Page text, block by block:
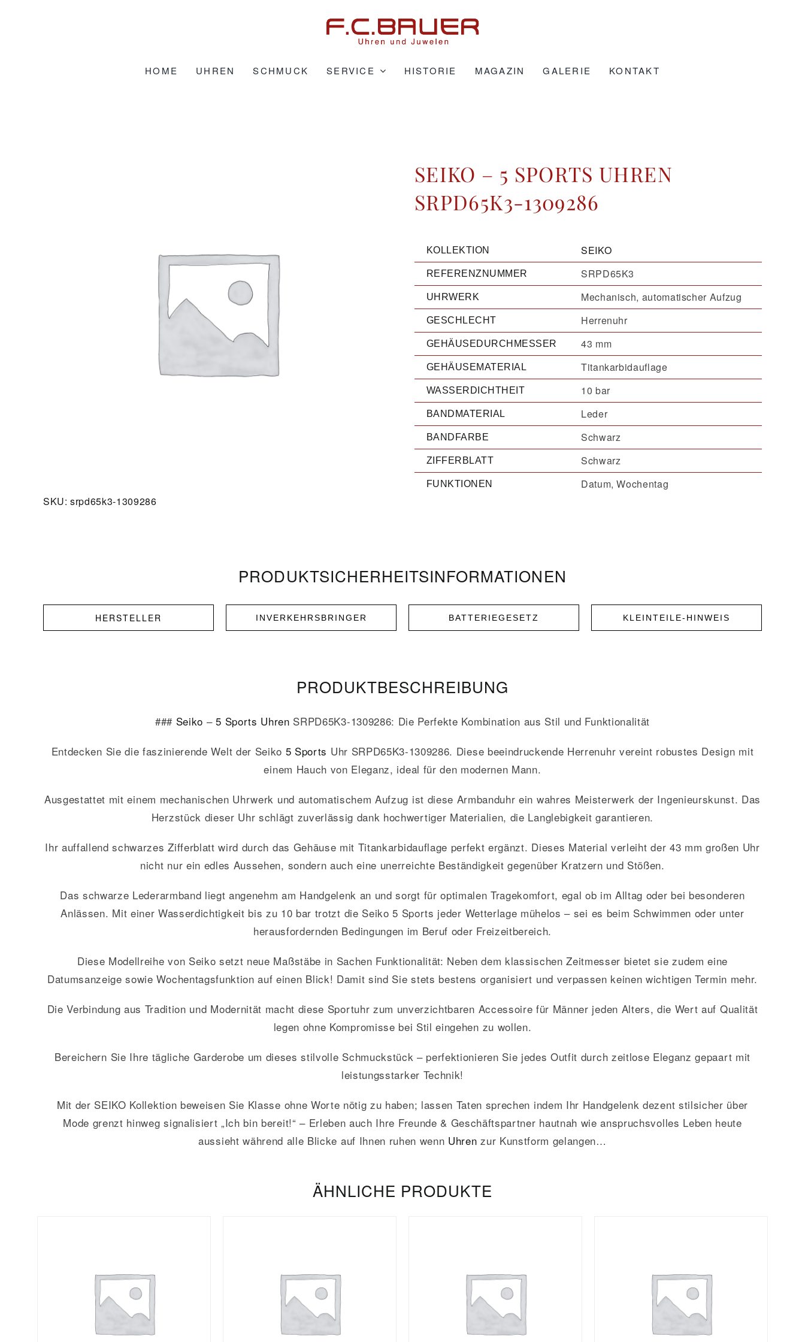
HOME UHREN SCHMUCK SERVICE HISTORIE MAGAZIN GALERIE KONTAKT
SKU:srpd65k3-1309286
SEIKO – 5 SPORTS UHREN
SRPD65K3-1309286
KOLLEKTION SEIKO
REFERENZNUMMER SRPD65K3
UHRWERK Mechanisch, automatischer Aufzug
GESCHLECHT Herrenuhr
GEHÄUSEDURCHMESSER 43 mm
GEHÄUSEMATERIAL Titankarbidauflage
WASSERDICHTHEIT 10 bar
BANDMATERIAL Leder
BANDFARBE Schwarz
ZIFFERBLATT Schwarz
FUNKTIONEN Datum, Wochentag
PRODUKT­­SICHERHEITS­INFORMATIONEN
HERSTELLER INVERKEHRSBRINGER BATTERIEGESETZ KLEINTEILE-HINWEIS
PRODUKT­­BESCHREIBUNG
### Seiko –5 Sports Uhren SRPD65K3-1309286: Die Perfekte Kombination aus Stil und Funktionalität
Entdecken Sie die faszinierende Welt der Seiko 5 Sports Uhr SRPD65K3-1309286. Diese beeindruckende Herrenuhr vereint robustes Design mit
einem Hauch von Eleganz, ideal für den modernen Mann.
Ausgestattet mit einem mechanischen Uhrwerk und automatischem Aufzug ist diese Armbanduhr ein wahres Meisterwerk der Ingenieurskunst. Das
Herzstück dieser Uhr schlägt zuverlässig dank hochwertiger Materialien, die Langlebigkeit garantieren.
Ihr auffallend schwarzes Zifferblatt wird durch das Gehäuse mit Titankarbidauflage perfekt ergänzt. Dieses Material verleiht der 43 mm großen Uhr
nicht nur ein edles Aussehen, sondern auch eine unerreichte Beständigkeit gegenüber Kratzern und Stößen.
Das schwarze Lederarmband liegt angenehm am Handgelenk an und sorgt für optimalen Tragekomfort, egal ob im Alltag oder bei besonderen
Anlässen. Mit einer Wasserdichtigkeit bis zu 10 bar trotzt die Seiko 5 Sports jeder Wetterlage mühelos – sei es beim Schwimmen oder unter
herausfordernden Bedingungen im Beruf oder Freizeitbereich.
Diese Modellreihe von Seiko setzt neue Maßstäbe in Sachen Funktionalität: Neben dem klassischen Zeitmesser bietet sie zudem eine
Datumsanzeige sowie Wochentagsfunktion auf einen Blick! Damit sind Sie stets bestens organisiert und verpassen keinen wichtigen Termin mehr.
Die Verbindung aus Tradition und Modernität macht diese Sportuhr zum unverzichtbaren Accessoire für Männer jeden Alters, die Wert auf Qualität
legen ohne Kompromisse bei Stil eingehen zu wollen.
Bereichern Sie Ihre tägliche Garderobe um dieses stilvolle Schmuckstück – perfektionieren Sie jedes Outfit durch zeitlose Eleganz gepaart mit
leistungsstarker Technik!
Mit der SEIKO Kollektion beweisen Sie Klasse ohne Worte nötig zu haben; lassen Taten sprechen indem Ihr Handgelenk dezent stilsicher über
Mode grenzt hinweg signalisiert „Ich bin bereit!“ – Erleben auch Ihre Freunde & Geschäftspartner hautnah wie anspruchsvolles Leben heute
aussieht während alle Blicke auf Ihnen ruhen wenn Uhren zur Kunstform gelangen…
ÄHNLICHE PRODUKTE